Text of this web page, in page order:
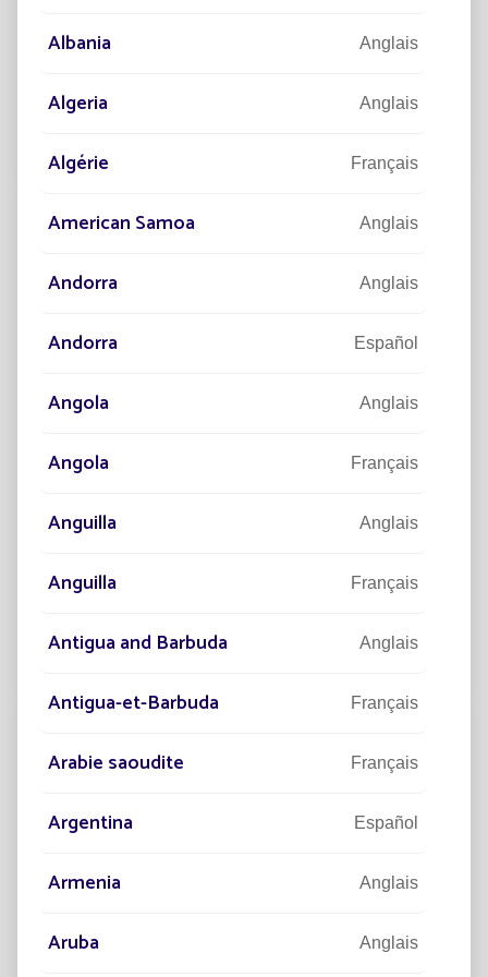
comme de nuit.
Lire la suite
Pourquoi choisir l’éclairage public
solaire ?
Aujourd’hui, l’éclairage public solaire est bien plus
qu’une innovation technologique, c’est une réponse
Albania Anglais
Algeria Anglais
Algérie Français
American Samoa Anglais
Andorra Anglais
Andorra Español
Angola Anglais
Angola Français
Anguilla Anglais
Anguilla Français
Antigua and Barbuda Anglais
Antigua-et-Barbuda Français
Arabie saoudite Français
Argentina Español
Armenia Anglais
Aruba Anglais